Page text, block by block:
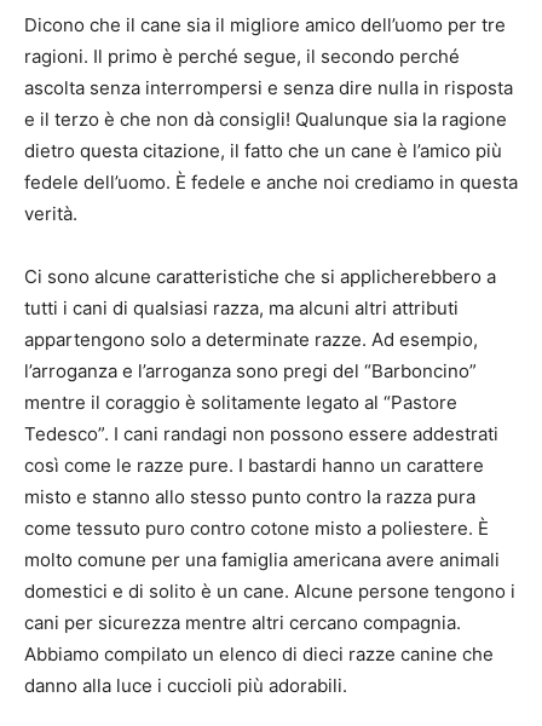
Dicono che il cane sia il migliore amico dell’uomo per tre
ragioni. Il primo è perché segue, il secondo perché
ascolta senza interrompersi e senza dire nulla in risposta
e il terzo è che non dà consigli! Qualunque sia la ragione
dietro questa citazione, il fatto che un cane è l’amico più
fedele dell’uomo. È fedele e anche noi crediamo in questa
verità.
Ci sono alcune caratteristiche che si applicherebbero a
tutti i cani di qualsiasi razza, ma alcuni altri attributi
appartengono solo a determinate razze. Ad esempio,
l’arroganza e l’arroganza sono pregi del “Barboncino”
mentre il coraggio è solitamente legato al “Pastore
Tedesco”. I cani randagi non possono essere addestrati
così come le razze pure. I bastardi hanno un carattere
misto e stanno allo stesso punto contro la razza pura
come tessuto puro contro cotone misto a poliestere. È
molto comune per una famiglia americana avere animali
domestici e di solito è un cane. Alcune persone tengono i
cani per sicurezza mentre altri cercano compagnia.
Abbiamo compilato un elenco di dieci razze canine che
danno alla luce i cuccioli più adorabili.